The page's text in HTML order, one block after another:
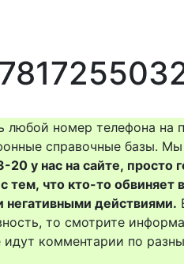
любой номер телефона на
справочные базы.
у нас на сайте, просто
тем, что кто-то обвиняет
действиями.
то смотрите
идут комментарии по